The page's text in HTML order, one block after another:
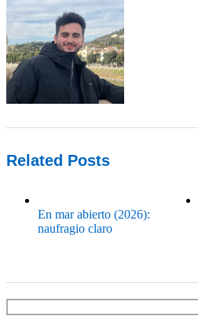
Related Posts
En mar abierto (2026):
naufragio claro